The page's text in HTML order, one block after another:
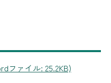
ファイル: 25.2KB)